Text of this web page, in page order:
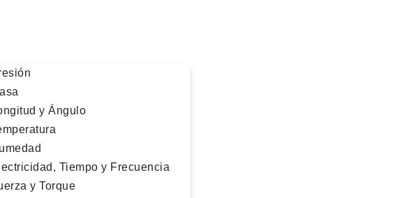
y Ángulo
Tiempo y Frecuencia
y Torque